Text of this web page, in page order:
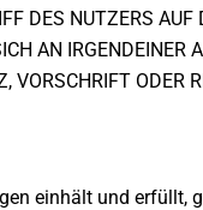
DES NUTZERS
AN IRGENDEINER
ODER
einhält und